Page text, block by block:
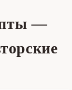
подборке вы
варить
выбирать
за счёт
который
тарелкой
—